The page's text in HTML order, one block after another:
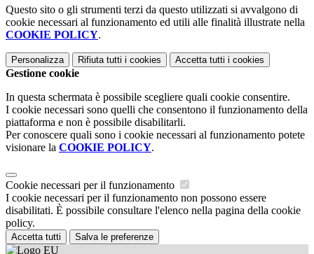
Questo sito o gli strumenti terzi da questo utilizzati si avvalgono di
cookie necessari al funzionamento ed utili alle finalità illustrate nella
COOKIE POLICY.
Personalizza Rifiuta tutti i cookies Accetta tutti i cookies
Gestione cookie
In questa schermata è possibile scegliere quali cookie consentire.
I cookie necessari sono quelli che consentono il funzionamento della
piattaforma e non è possibile disabilitarli.
Per conoscere quali sono i cookie necessari al funzionamento potete
visionare la COOKIE POLICY.
Cookie necessari per il funzionamento
I cookie necessari per il funzionamento non possono essere
disabilitati. È possibile consultare l'elenco nella pagina della cookie
policy.
Accetta tutti Salva le preferenze